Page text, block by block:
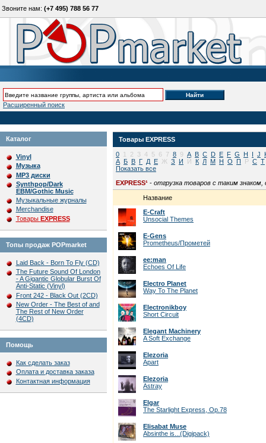
Звоните нам: (+7 495) 788 56 77
Расширенный поиск
Каталог
Vinyl
Музыка
MP3 диски
Synthpop/Dark
EBM/Gothic Music
Музыкальные журналы
Merchandise
Товары EXPRESS
Топы продаж POPmarket
Laid Back - Born To Fly (CD)
The Future Sound Of London
- A Gigantic Globular Burst Of
Anti-Static (Vinyl)
Front 242 - Black Out (2CD)
New Order - The Best of and
The Rest of New Order
(4CD)
Помощь
Как сделать заказ
Оплата и доставка заказа
Контактная информация
Товары EXPRESS
0 1 2 3 4 5 6 7 8 9 A B C D E F G H I J
А Б В Г Д Е Ж З И Й К Л М Н О П Р С Т
Показать все
EXPRESS¹ - отгрузка товаров с таким
Название
E-Craft
Unsocial Themes
E-Gens
Prometheus/Прометей
ee:man
Echoes Of Life
Electro Planet
Way To The Planet
Electronikboy
Short Circuit
Elegant Machinery
A Soft Exchange
Elezoria
Apart
Elezoria
Astray
Elgar
The Starlight Express, Op.78
Elisabat Muse
Absinthe is...(Digipack)